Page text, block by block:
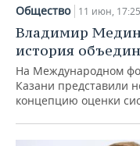
Общество 11 июн, 17:25
Владимир
история
На Международном
Казани представили
концепцию оценки